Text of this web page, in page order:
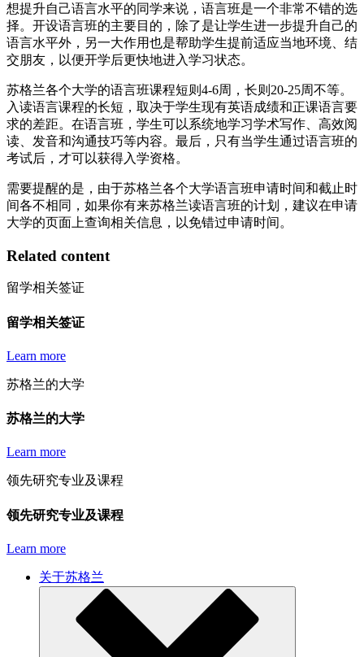
想提升自己语言水平的同学来说，语言班是一个非常不错的选
择。开设语言班的主要目的，除了是让学生进一步提升自己的
语言水平外，另一大作用也是帮助学生提前适应当地环境、结
交朋友，以便开学后更快地进入学习状态。
苏格兰各个大学的语言班课程短则4-6周，长则20-25周不等。
入读语言课程的长短，取决于学生现有英语成绩和正课语言要
求的差距。在语言班，学生可以系统地学习学术写作、高效阅
读、发音和沟通技巧等内容。最后，只有当学生通过语言班的
考试后，才可以获得入学资格。
需要提醒的是，由于苏格兰各个大学语言班申请时间和截止时
间各不相同，如果你有来苏格兰读语言班的计划，建议在申请
大学的页面上查询相关信息，以免错过申请时间。
Related content
留学相关签证
留学相关签证
Learn more
苏格兰的大学
苏格兰的大学
Learn more
领先研究专业及课程
领先研究专业及课程
Learn more
关于苏格兰